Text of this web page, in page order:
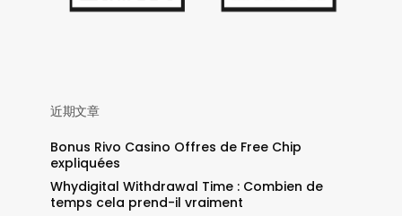
近期文章
Bonus Rivo Casino Offres de Free Chip
expliquées
Whydigital Withdrawal Time : Combien de
temps cela prend-il vraiment